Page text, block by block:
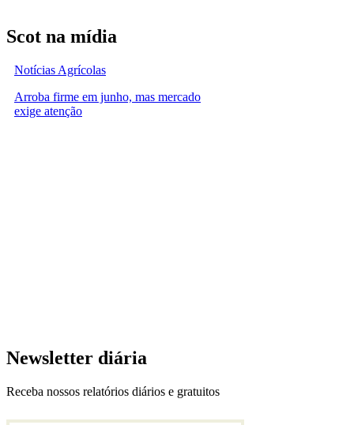
Scot na mídia
Notícias Agrícolas
Arroba firme em junho, mas mercado
exige atenção
Newsletter diária
Receba nossos relatórios diários e gratuitos